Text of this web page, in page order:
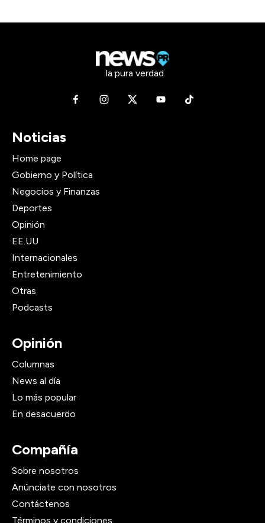
la pura verdad
Noticias
Home page
Gobierno y Política
Negocios y Finanzas
Deportes
Opinión
EE.UU
Internacionales
Entretenimiento
Otras
Podcasts
Opinión
Columnas
News al día
Lo más popular
En desacuerdo
Compañía
Sobre nosotros
Anúnciate con nosotros
Contáctenos
Términos y condiciones